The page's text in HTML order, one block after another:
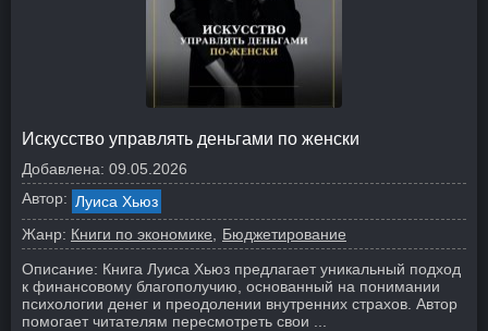
Искусство управлять деньгами по женски
Добавлена: 09.05.2026
Автор: Луиса Хьюз
Жанр: Книги по экономике
Бюджетирование
Описание: Книга Луиса Хьюз предлагает уникальный подход
к финансовому благополучию, основанный на понимании
психологии денег и преодолении внутренних страхов. Автор
помогает читателям пересмотреть свои ...